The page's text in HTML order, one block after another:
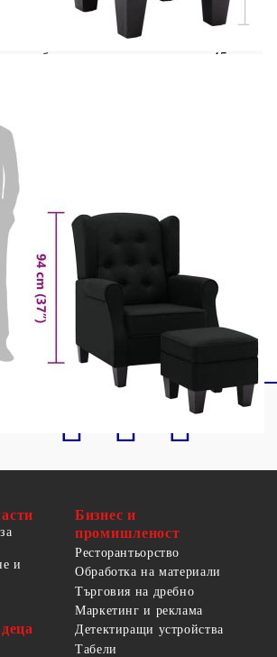
размери: 52 x 60 см (Ш x Д)
на облегалката от седалката: 45
на табуретката: 42,5 x 42,5 x 39 см
капацитет на натоварване: 110
е монтаж
съдържа:
и
Бизнес и
промишленост
Ресторантьорство
Обработка на материали
Търговия на дребно
Маркетинг и реклама
Детектиращи устройства
Табели